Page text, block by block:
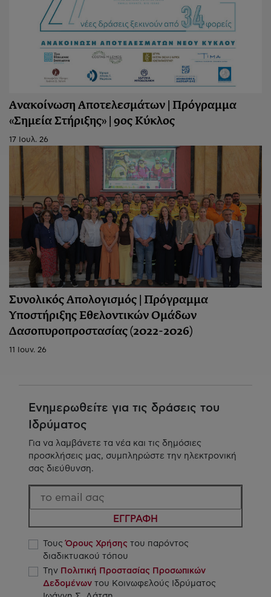
Ανακοίνωση Aποτελεσμάτων | Πρόγραμμα
«Σημεία Στήριξης» | 9ος Κύκλος
17 Ιουλ. 26
Συνολικός Απολογισμός | Πρόγραμμα
Υποστήριξης Εθελοντικών Ομάδων
Δασοπυροπροστασίας (2022-2026)
11 Ιουν. 26
Ενημερωθείτε για τις δράσεις του
Ιδρύματος
Για να λαμβάνετε τα νέα και τις δημόσιες
προσκλήσεις μας, συμπληρώστε την ηλεκτρονική
σας διεύθυνση.
ΕΓΓΡΑΦΗ
ΤουςΌρους Χρήσης του παρόντος
διαδικτυακού τόπου
Την Πολιτική Προστασίας Προσωπικών
Δεδομένων του Κοινωφελούς Ιδρύματος